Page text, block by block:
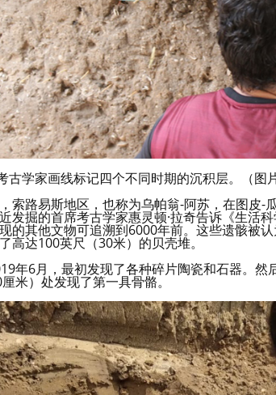
古学家画线标记四个不同时期的沉积层。（图
索路易斯地区，也称为乌帕翁-阿苏，在图皮-
发掘的首席考古学家惠灵顿·拉奇告诉《生活
的其他文物可追溯到6000年前。这些遗骸被
高达100英尺（30米）的贝壳堆。
年6月，最初发现了各种碎片陶瓷和石器。
米）处发现了第一具骨骼。